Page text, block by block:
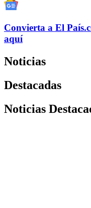
Convierta a El País
aquí
Noticias
Destacadas
Noticias